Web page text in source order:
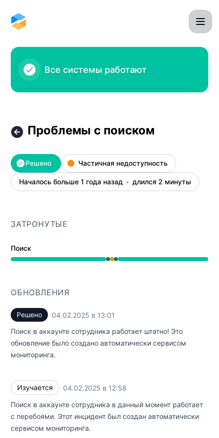
Все системы работают
Проблемы с поиском
Решено Частичная недоступность
Началось больше 1 года назад длился 2 минуты
ЗАТРОНУТЫЕ
Поиск
Работает от 12:58 PM до 12:58 PM, Частичная
ОБНОВЛЕНИЯ
Решено 04.02.2025 в 13:01
Поиск в аккаунте сотрудника работает штатно! Это
обновление было создано автоматически сервисом
мониторинга.
Изучается 04.02.2025 в 12:58
Поиск в аккаунте сотрудника в данный момент работает
с перебоями. Этот инцидент был создан автоматически
сервисом мониторинга.